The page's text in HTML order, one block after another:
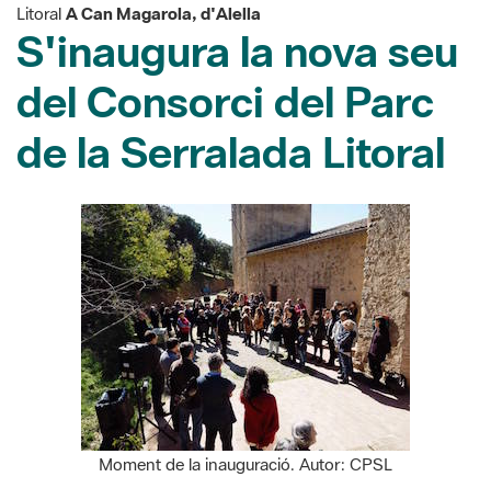
Litoral A Can Magarola, d'Alella
S'inaugura la nova seu
del Consorci del Parc
de la Serralada Litoral
Moment de la inauguració. Autor: CPSL